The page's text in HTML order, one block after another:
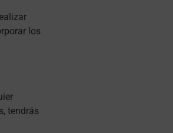
los
tendrás